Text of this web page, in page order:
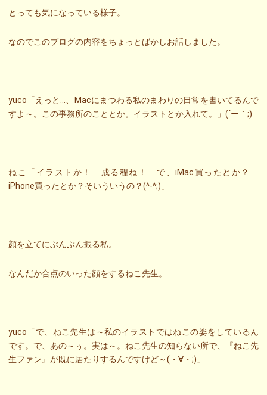
とっても気になっている様子。
なのでこのブログの内容をちょっとばかしお話しました。
yuco「えっと…、Macにまつわる私のまわりの日常を書いてるんで
すよ～。この事務所のこととか。イラストとか入れて。」(´ー｀;)
ねこ「イラストか！ 成る程ね！ で、iMac買ったとか？
iPhone買ったとか？そいういうの？(^-^;)」
顔を立てにぶんぶん振る私。
なんだか合点のいった顔をするねこ先生。
yuco「で、ねこ先生は～私のイラストではねこの姿をしているん
です。で、あの～ぅ。実は～。ねこ先生の知らない所で、『ねこ先
生ファン』が既に居たりするんですけど～(・∀・;)」